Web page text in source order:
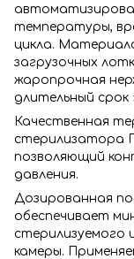
температуры,
цикла.
загрузочных
жаропрочная
длительный
Качественная
стерилизатора
позволяющий
давления.
Дозированная
обеспечивает
стерилизуемого
камеры.